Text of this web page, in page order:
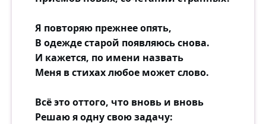
Я повторяю прежнее опять,
В одежде старой появляюсь снова.
И кажется, по имени назвать
Меня в стихах любое может слово.
Всё это оттого, что вновь и вновь
Решаю я одну свою задачу: